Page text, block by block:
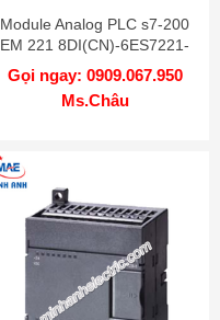
Module Analog PLC s7-200
EM 221 8DI(CN)-6ES7221-
1BF22-0XA8
Gọi ngay: 0909.067.950
Ms.Châu